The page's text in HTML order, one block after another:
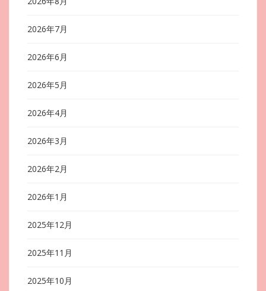
2026年7月
2026年6月
2026年5月
2026年4月
2026年3月
2026年2月
2026年1月
2025年12月
2025年11月
2025年10月